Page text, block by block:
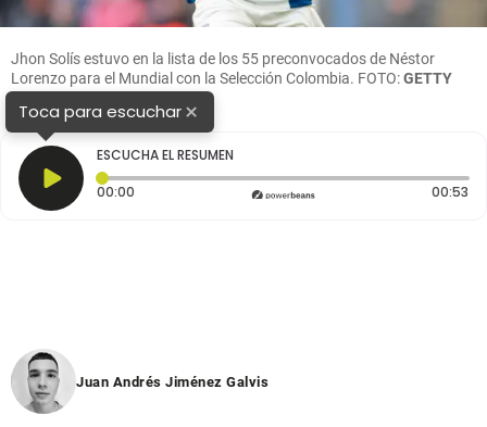
Jhon Solís estuvo en la lista de los 55 preconvocados de Néstor
Lorenzo para el Mundial con la Selección Colombia. FOTO:GETTY
Toca para escuchar×
ESCUCHA EL RESUMEN
00:00 Tiempo transcurrido: 0 segundos 00:53
Juan Andrés Jiménez Galvis